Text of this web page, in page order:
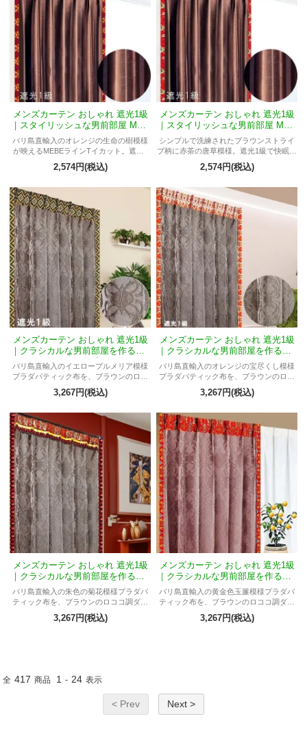
メンズカーテン おしゃれ 遮光1級
｜スタイリッシュな男前部屋 MEB
RラインTイカット
バリ島直輸入のオレンジの生命の樹模様
が映えるMEBEラインTイカット。遮光1
級の高機能で、スタイリッシュな男前空
間をあたたかく彩るおしゃれなメンズカ
2,574円(税込)
メンズカーテン おしゃれ 遮光1級
｜スタイリッシュな男前部屋 MEB
RラインTアラベスク
シンプルで洗練されたブラウンストライ
プ柄に赤茶の唐草模様。遮光1級で快眠と
プライバシー保護をサポート。男の空間
をアジアンテイストで彩る。
2,574円(税込)
メンズカーテン おしゃれ 遮光1級
｜クラシカルな男前部屋を作るME
BRジャカルタTプルメリア
バリ島直輸入のイエロープルメリア模様
プラダバティック布を、ブラウンのロコ
コ調ジャガードで縁取った遮光1級カーテ
ン。明るく上品な男前インテリアを演出
3,267円(税込)
メンズカーテン おしゃれ 遮光1級
｜クラシカルな男前部屋を作るME
BRジャカルタTマフロ
バリ島直輸入のオレンジの宝尽くし模様
プラダバティック布を、ブラウンのロコ
コ調ジャガードで縁取った遮光1級カーテ
ン。華やかで縁起の良い男前インテリア
3,267円(税込)
メンズカーテン おしゃれ 遮光1級
｜クラシカルな男前部屋を作るME
BRジャカルタTテルティナ
バリ島直輸入の朱色の菊花模様プラダバ
ティック布を、ブラウンのロココ調ダマ
スク柄ジャガードで縁取った遮光1級カー
テン。華やかで重厚な男前インテリアに
3,267円(税込)
メンズカーテン おしゃれ 遮光1級
｜クラシカルな男前部屋を作るME
BRジャカルタTウィディ
バリ島直輸入の黄金色玉簾模様プラダバ
ティック布を、ブラウンのロココ調ダマ
スク柄ジャガードで縁取った遮光1級カー
テン。上品で華やかな男前インテリアに
3,267円(税込)
全 417 商品 1 - 24 表示
< Prev Next >